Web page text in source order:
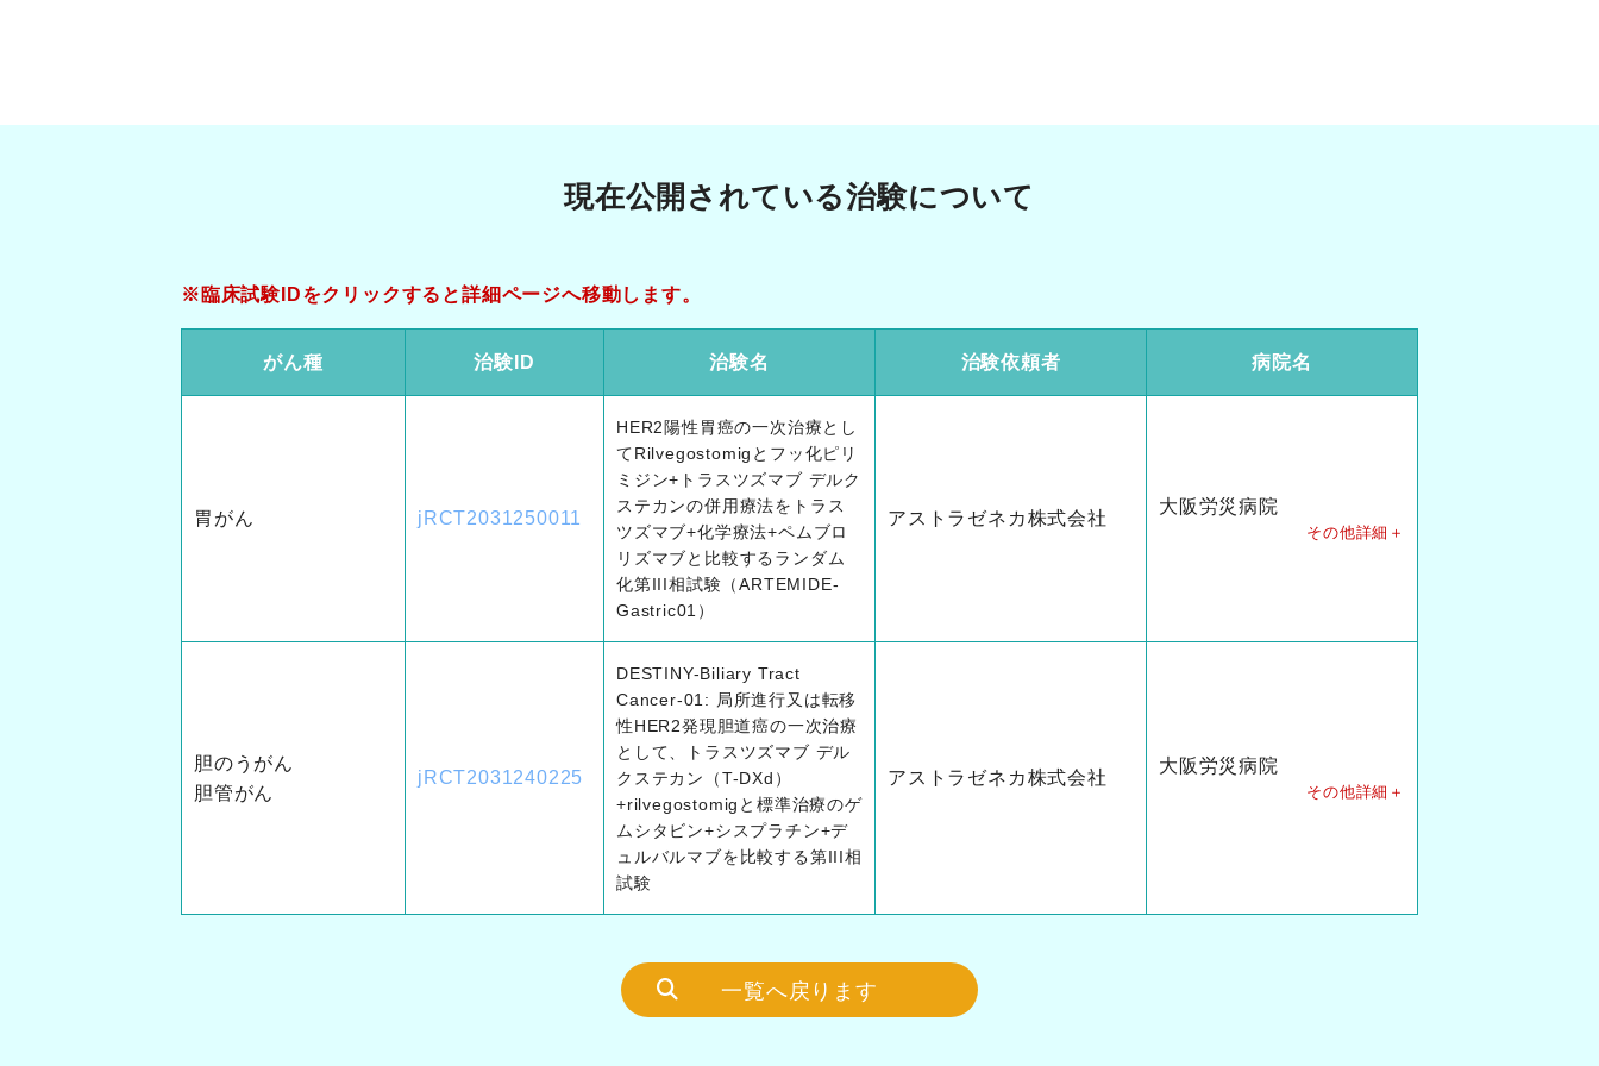
現在公開されている治験について
※臨床試験IDをクリックすると詳細ページへ移動します。
がん種 治験ID 治験名 治験依頼者 病院名
胃がん jRCT2031250011
HER2陽性胃癌の一次治療とし
てRilvegostomigとフッ化ピリ
ミジン+トラスツズマブ デルク
ステカンの併用療法をトラス
ツズマブ+化学療法+ペムブロ
リズマブと比較するランダム
化第III相試験（ARTEMIDE-
Gastric01）
アストラゼネカ株式会社
大阪労災病院
その他詳細
胆のうがん
胆管がん
jRCT2031240225
DESTINY-Biliary Tract
Cancer-01: 局所進行又は転移
性HER2発現胆道癌の一次治療
として、トラスツズマブ デル
クステカン（T-DXd）
+rilvegostomigと標準治療のゲ
ムシタビン+シスプラチン+デ
ュルバルマブを比較する第III相
試験
アストラゼネカ株式会社
大阪労災病院
その他詳細
一覧へ戻ります